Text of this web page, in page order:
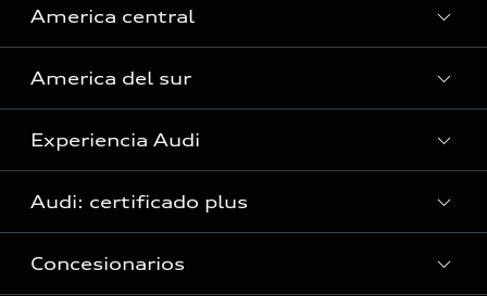
Curazao
Guadalupe
Jamaica
America central
Costa Rica
El Salvador
Guatemala
America del sur
Argentina
Brasil
Experiencia Audi
Audi Exclusive
Audi: certificado plus
Concesionarios